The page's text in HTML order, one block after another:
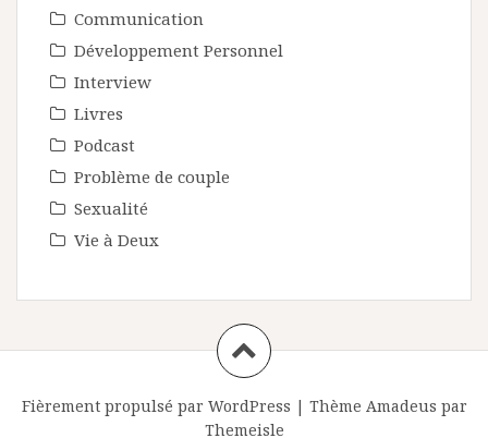
Communication
Développement Personnel
Interview
Livres
Podcast
Problème de couple
Sexualité
Vie à Deux
Fièrement propulsé par WordPress | Thème Amadeus par
Themeisle